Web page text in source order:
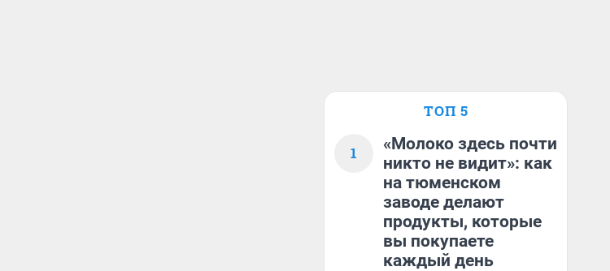
ТОП 5
1
«Молоко здесь почти
никто не видит»: как
на тюменском
заводе делают
продукты, которые
вы покупаете
каждый день